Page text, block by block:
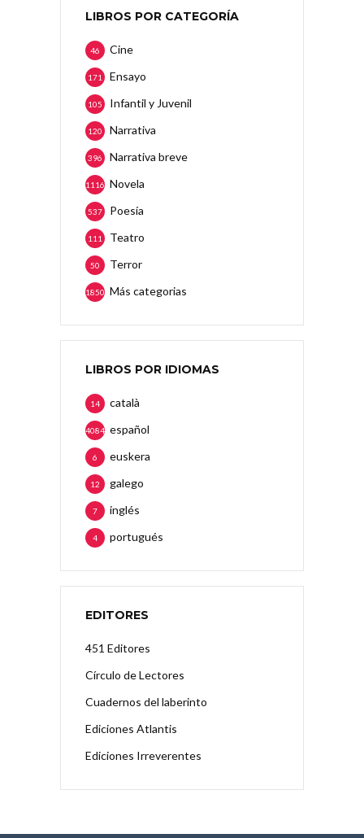
LIBROS POR CATEGORÍA
Cine
46
Ensayo
171
Infantil y Juvenil
105
Narrativa
120
Narrativa breve
396
Novela
1116
Poesía
537
Teatro
111
Terror
50
Más categorias
1850
LIBROS POR IDIOMAS
català
14
español
4084
euskera
6
galego
12
inglés
7
portugués
4
EDITORES
451 Editores
Círculo de Lectores
Cuadernos del laberinto
Ediciones Atlantis
Ediciones Irreverentes